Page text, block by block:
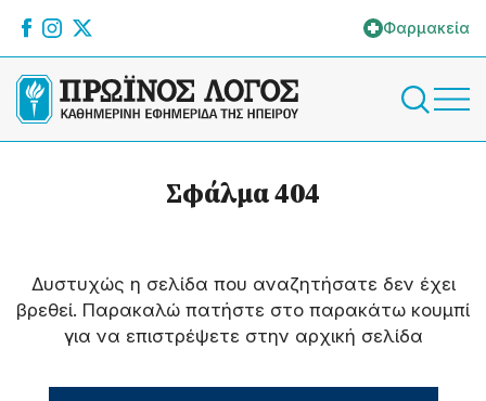
Φαρμακεία
Σφάλμα 404
Δυστυχώς η σελίδα που αναζητήσατε δεν έχει
βρεθεί. Παρακαλώ πατήστε στο παρακάτω κουμπί
για να επιστρέψετε στην αρχική σελίδα